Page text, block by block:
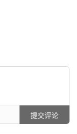
提交评论